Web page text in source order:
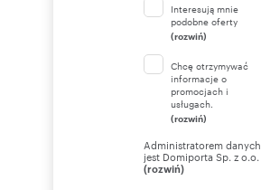
Interesują mnie
podobne oferty
(rozwiń)
Chcę otrzymywać
informacje o
promocjach i
usługach.
(rozwiń)
Administratorem danych
jest Domiporta Sp. z o.o.
(rozwiń)